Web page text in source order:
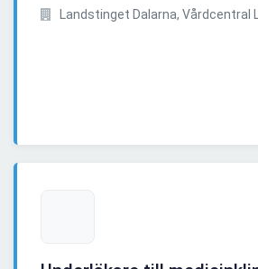
Landstinget Dalarna, Vårdcentral